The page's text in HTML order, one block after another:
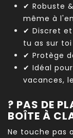
✔ Robuste
même à
✔ Discret
tu as sur toi
✔ Protège
✔ Idéal
vacances,
? PAS DE
BOÎTE À
Ne touche pas